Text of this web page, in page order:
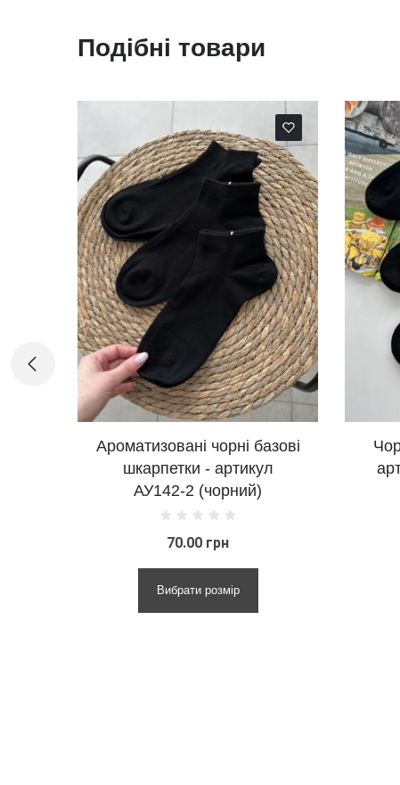
Подібні товари
чорні базові
Чорні базові шкарпетки -
артикул АУ317 (чорний)